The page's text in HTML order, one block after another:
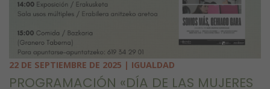
22 DE SEPTIEMBRE DE 2025 | IGUALDAD
PROGRAMACIÓN «DÍA DE LAS MUJERES